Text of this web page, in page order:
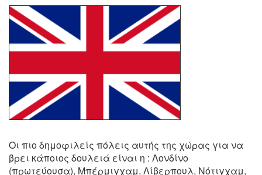
Οι πιο δημοφιλείς πόλεις αυτής της χώρας για να
βρει κάποιος δουλειά είναι η : Λονδίνο
(πρωτεύουσα), Μπέρμιγχαμ, Λίβερπουλ, Νότιγχαμ,